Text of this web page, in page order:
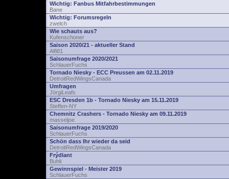
Wichtig: Fanbus Mitfahrbestimmungen
Bane
Wichtig: Forumsregeln
zwelch
Wie schauts aus?
Kufenschoner
Saison 2020/21 - aktueller Stand
Alfi81
Saisonumfrage 2020/2021
SchlauerFuchs
Tornado Niesky - ECC Preussen am 02.11.2019
DetroitRedWingsCanada
Umfragen
JörgiLeafs
ESC Dresden 1b - Tornado Niesky am 15.11.2019
Steffen-NY
Chemnitz Crashers - Tornado Niesky am 09.11.2019
masseljoe
Saisonumfrage 2019/2020
SchlauerFuchs
Schön dass Ihr wieder da seid
DetroitRedWingsCanada
Frýdlant
Buhli
Gewinnspiel - Meister 2019
SchlauerFuchs